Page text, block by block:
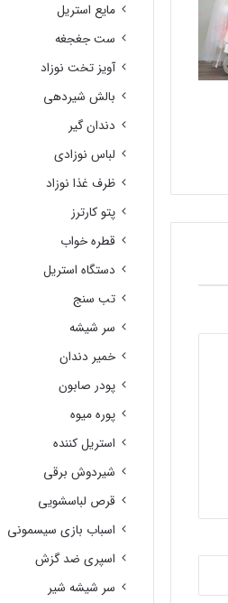
مایع استریل
ست جغجغه
آویز تخت نوزاد
بالش شیردهی
دندان گیر
لباس نوزادی
ظرف غذا نوزاد
پتو کارترز
قطره خواب
دستگاه استریل
تب سنج
سر شیشه
خمیر دندان
پودر صابون
پوره میوه
استریل کننده
شیردوش برقی
قرص لباسشویی
اسباب بازی سیسمونی
اسپری ضد گزش
سر شیشه شیر